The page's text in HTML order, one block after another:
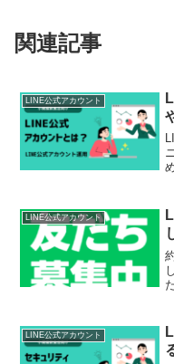
関連記事
LINE公式アカウント
LINE公式アカウント
LINE公式アカウント